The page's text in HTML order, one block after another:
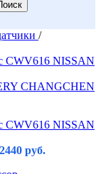
/
CHANGCHEN
2440 руб.